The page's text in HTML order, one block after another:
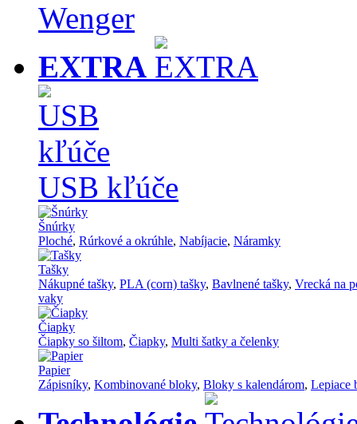
Wenger
EXTRA
USB kľúče
Šnúrky
Ploché, Rúrkové a okrúhle, Nabíjacie, Náramky
Tašky
Nákupné tašky, PLA (corn) tašky, Bavlnené tašky, Vrecká na
vaky
Čiapky
Čiapky so šiltom, Čiapky, Multi šatky a čelenky
Papier
Zápisníky, Kombinované bloky, Bloky s kalendárom, Lepiace